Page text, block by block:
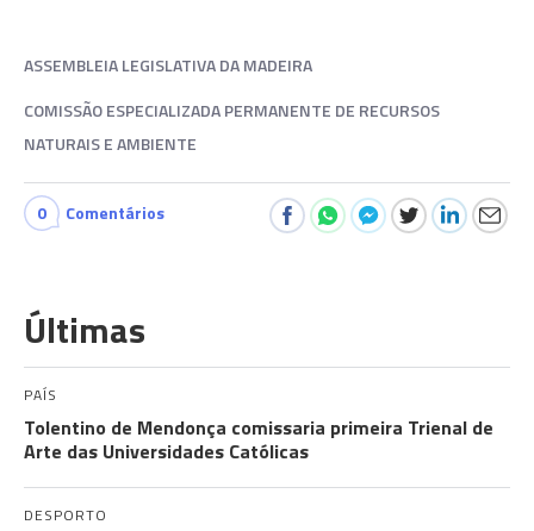
ASSEMBLEIA LEGISLATIVA DA MADEIRA
COMISSÃO ESPECIALIZADA PERMANENTE DE RECURSOS
NATURAIS E AMBIENTE
0 Comentários
Últimas
PAÍS
Tolentino de Mendonça comissaria primeira Trienal de
Arte das Universidades Católicas
DESPORTO